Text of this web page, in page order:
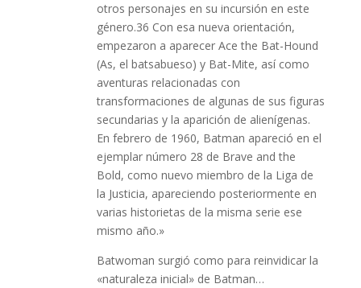
otros personajes en su incursión en este
género.36 Con esa nueva orientación,
empezaron a aparecer Ace the Bat-Hound
(As, el batsabueso) y Bat-Mite, así como
aventuras relacionadas con
transformaciones de algunas de sus figuras
secundarias y la aparición de alienígenas.
En febrero de 1960, Batman apareció en el
ejemplar número 28 de Brave and the
Bold, como nuevo miembro de la Liga de
la Justicia, apareciendo posteriormente en
varias historietas de la misma serie ese
mismo año.»
Batwoman surgió como para reinvidicar la
«naturaleza inicial» de Batman…